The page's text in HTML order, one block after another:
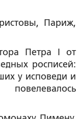
Париж,
Петра I от
росписей:
у исповеди и